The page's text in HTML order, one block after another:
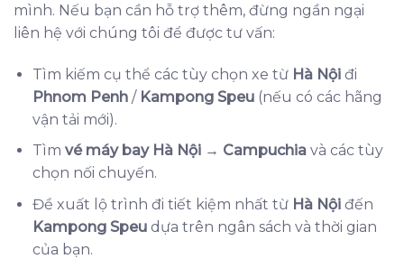
mình. Nếu bạn cần hỗ trợ thêm, đừng ngần ngại
liên hệ với chúng tôi để được tư vấn:
Tìm kiếm cụ thể các tùy chọn xe từ Hà Nộiđi
Phnom Penh/ Kampong Speu(nếu có các hãng
vận tải mới).
Tìm vé máy bay Hà Nội→ Campuchiavà các tùy
chọn nối chuyến.
Đề xuất lộ trình đi tiết kiệm nhất từ Hà Nộiđến
Kampong Speudựa trên ngân sách và thời gian
của bạn.